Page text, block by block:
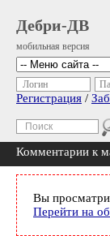
Дебри-ДВ
мобильная версия
Логин
Регистрация /
Комментарии к
Вы
Перейти на